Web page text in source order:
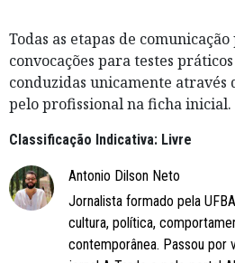
Todas as etapas de
convocações para testes
conduzidas unicamente através
pelo profissional na ficha inicial.
Classificação Indicativa: Livre
Antonio Dilson Neto
Jornalista formado pela
cultura, política,
contemporânea. Passou por